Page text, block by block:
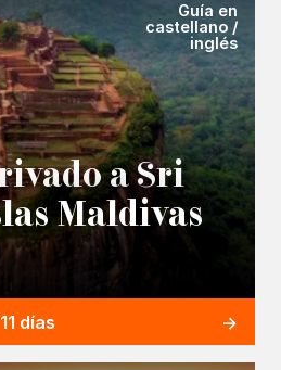
Guía en
castellano /
inglés
a Sri
Maldivas
11 días